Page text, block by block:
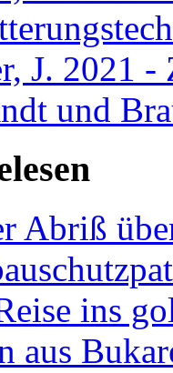
J. 2021 -
und
Abriß
ins
aus